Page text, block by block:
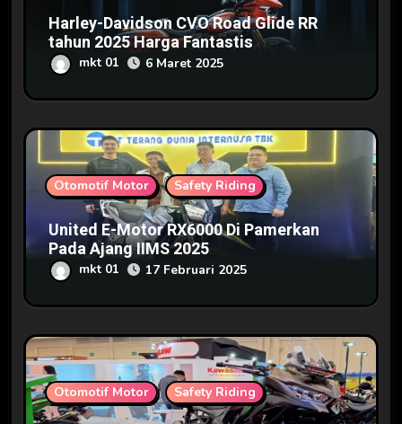
Harley-Davidson CVO Road Glide RR
tahun 2025 Harga Fantastis
mkt 01 6 Maret 2025
Otomotif Motor Safety Riding
United E-Motor RX6000 Di Pamerkan
Pada Ajang IIMS 2025
mkt 01 17 Februari 2025
Otomotif Motor Safety Riding